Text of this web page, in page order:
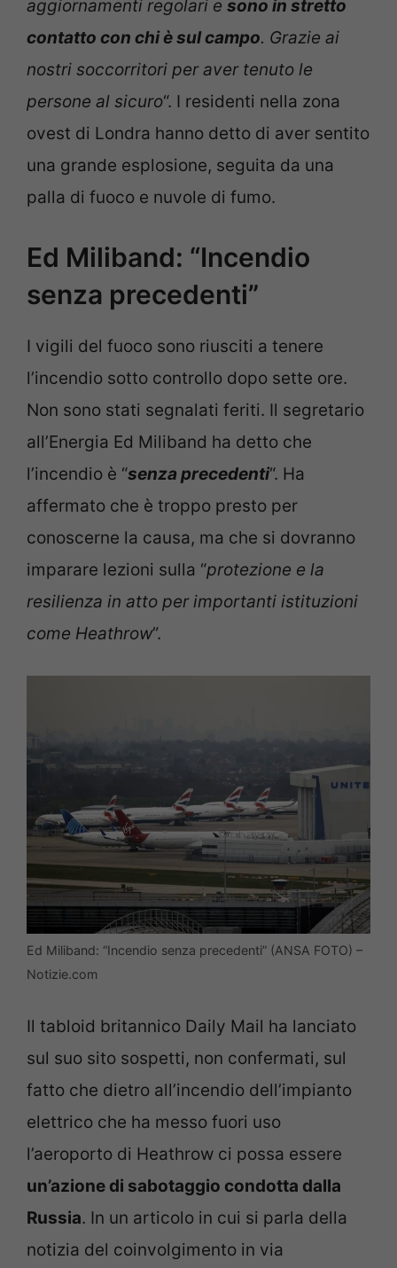
aggiornamenti regolari e sono in stretto
contatto con chi è sul campo. Grazie ai
nostri soccorritori per aver tenuto le
persone al sicuro“. I residenti nella zona
ovest di Londra hanno detto di aver sentito
una grande esplosione, seguita da una
palla di fuoco e nuvole di fumo.
Ed Miliband: “Incendio
senza precedenti”
I vigili del fuoco sono riusciti a tenere
l’incendio sotto controllo dopo sette ore.
Non sono stati segnalati feriti. Il segretario
all’Energia Ed Miliband ha detto che
l’incendio è “senza precedenti“. Ha
affermato che è troppo presto per
conoscerne la causa, ma che si dovranno
imparare lezioni sulla “protezione e la
resilienza in atto per importanti istituzioni
come Heathrow”.
Ed Miliband: “Incendio senza precedenti” (ANSA FOTO) –
Notizie.com
Il tabloid britannico Daily Mail ha lanciato
sul suo sito sospetti, non confermati, sul
fatto che dietro all’incendio dell’impianto
elettrico che ha messo fuori uso
l’aeroporto di Heathrow ci possa essere
un’azione di sabotaggio condotta dalla
Russia. In un articolo in cui si parla della
notizia del coinvolgimento in via